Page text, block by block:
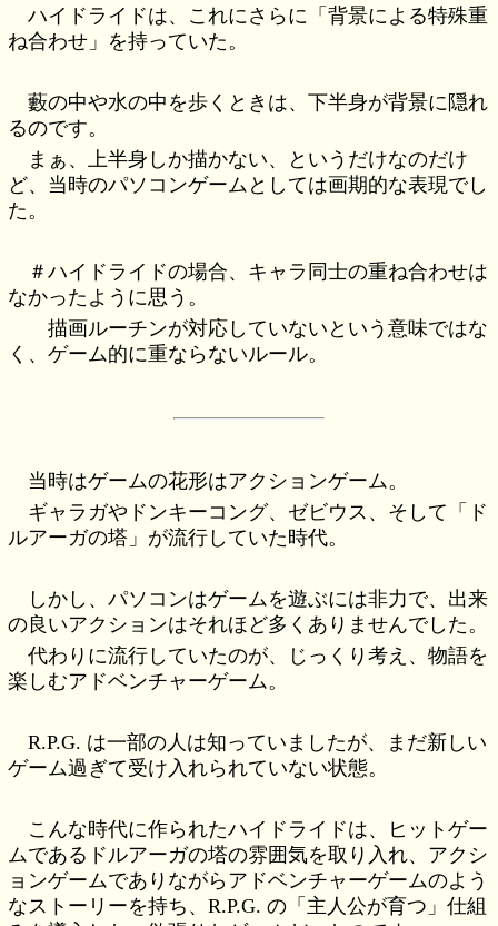
ハイドライドは、これにさらに「背景による特殊重
ね合わせ」を持っていた。
藪の中や水の中を歩くときは、下半身が背景に隠れ
るのです。
まぁ、上半身しか描かない、というだけなのだけ
ど、当時のパソコンゲームとしては画期的な表現でし
た。
＃ハイドライドの場合、キャラ同士の重ね合わせは
なかったように思う。
描画ルーチンが対応していないという意味ではな
く、ゲーム的に重ならないルール。
当時はゲームの花形はアクションゲーム。
ギャラガやドンキーコング、ゼビウス、そして「ド
ルアーガの塔」が流行していた時代。
しかし、パソコンはゲームを遊ぶには非力で、出来
の良いアクションはそれほど多くありませんでした。
代わりに流行していたのが、じっくり考え、物語を
楽しむアドベンチャーゲーム。
R.P.G. は一部の人は知っていましたが、まだ新しい
ゲーム過ぎて受け入れられていない状態。
こんな時代に作られたハイドライドは、ヒットゲー
ムであるドルアーガの塔の雰囲気を取り入れ、アクシ
ョンゲームでありながらアドベンチャーゲームのよう
なストーリーを持ち、R.P.G. の「主人公が育つ」仕組